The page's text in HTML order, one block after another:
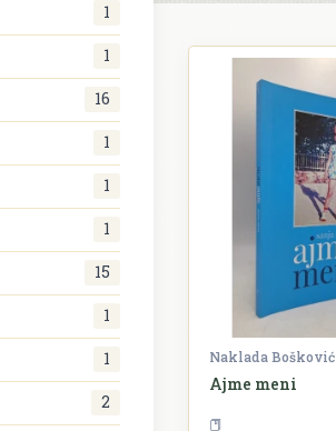
1
1
16
1
1
1
15
1
1
2
Naklada Bošković
Ajme meni